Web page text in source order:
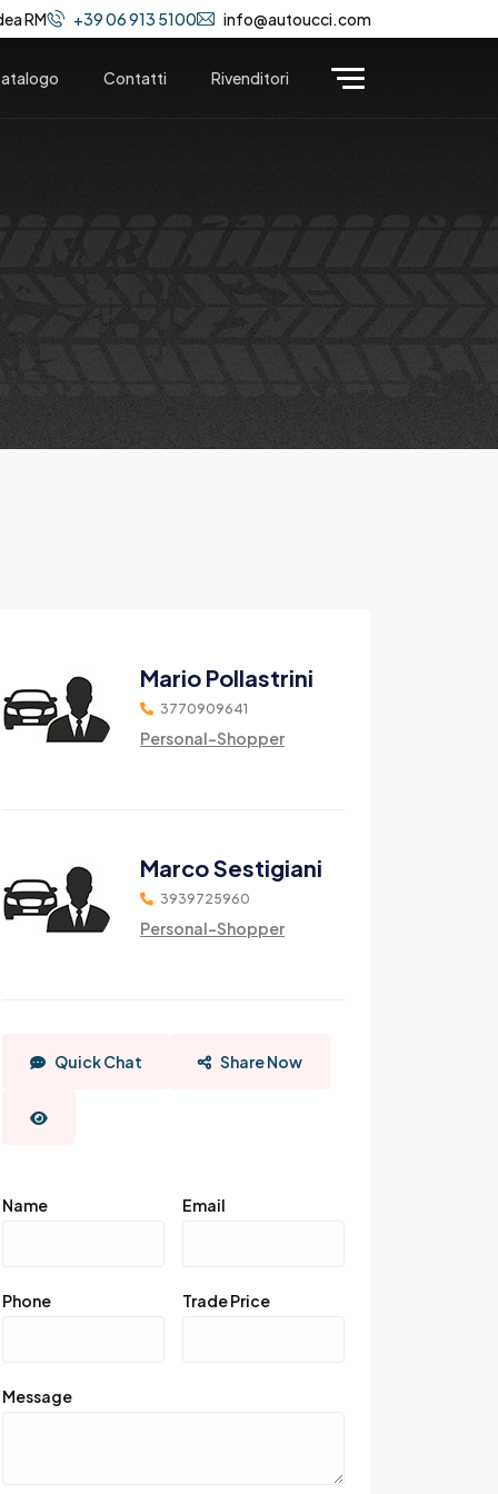
RM +39 06 913 5100 info@autoucci.com
Contatti Rivenditori
Mario Pollastrini
3770909641
Personal-Shopper
Marco Sestigiani
3939725960
Personal-Shopper
Quick Chat Share Now
Name Email
Phone Trade Price
Message